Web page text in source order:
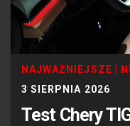
NAJWAŻNIEJSZE
3 SIERPNIA 2026
Test Chery